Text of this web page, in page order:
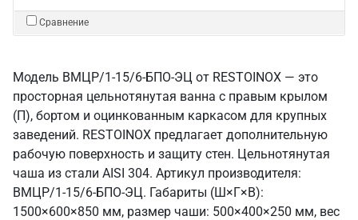
Сравнение
Модель ВМЦР/1-15/6-БПО-ЭЦ от RESTOINOX — это
просторная цельнотянутая ванна с правым крылом
(П), бортом и оцинкованным каркасом для крупных
заведений. RESTOINOX предлагает дополнительную
рабочую поверхность и защиту стен. Цельнотянутая
чаша из стали AISI 304. Артикул производителя:
ВМЦР/1-15/6-БПО-ЭЦ. Габариты (Ш×Г×В):
1500×600×850 мм, размер чаши: 500×400×250 мм, вес